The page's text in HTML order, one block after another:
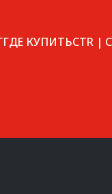
ГДЕ КУПИТЬCTR |